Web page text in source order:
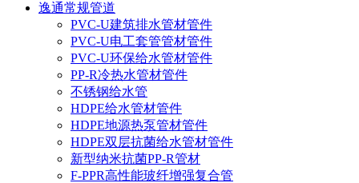
逸通常规管道
PVC-U建筑排水管材管件
PVC-U电工套管管材管件
PVC-U环保给水管材管件
PP-R冷热水管材管件
不锈钢给水管
HDPE给水管材管件
HDPE地源热泵管材管件
HDPE双层抗菌给水管材管件
新型纳米抗菌PP-R管材
F-PPR高性能玻纤增强复合管